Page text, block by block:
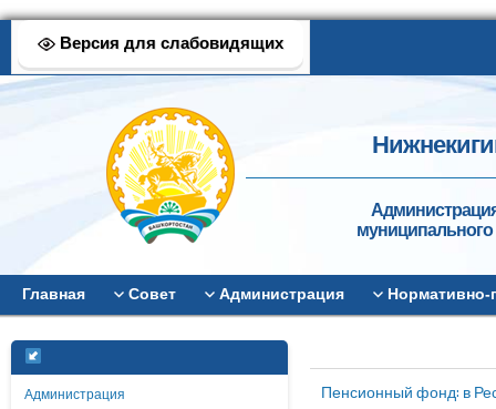
Версия для слабовидящих
муниципального
Главная Совет Администрация
Администрация
Пенсионный фонд: в